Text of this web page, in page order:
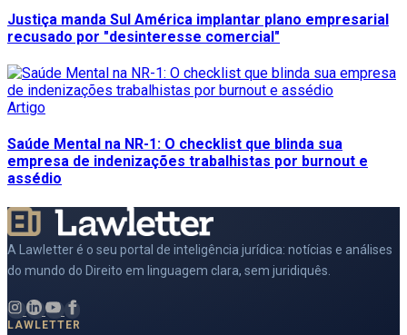
Justiça manda Sul América implantar plano empresarial
recusado por "desinteresse comercial"
Artigo
Saúde Mental na NR-1: O checklist que blinda sua
empresa de indenizações trabalhistas por burnout e
assédio
A Lawletter é o seu portal de inteligência jurídica: notícias e análises
do mundo do Direito em linguagem clara, sem juridiquês.
LAWLETTER